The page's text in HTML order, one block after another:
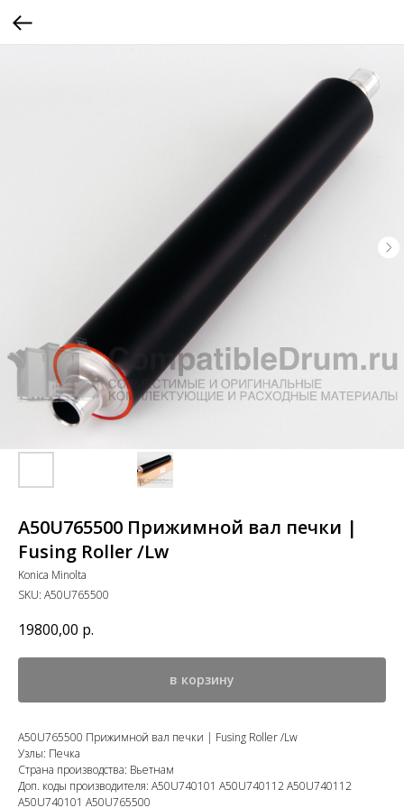
A50U765500 Прижимной вал печки |
Fusing Roller /Lw
Konica Minolta
SKU: A50U765500
19800,00 р.
в корзину
A50U765500 Прижимной вал печки | Fusing Roller /Lw
Узлы: Печка
Страна производства: Вьетнам
Доп. коды производителя: A50U740101 A50U740112 A50U740112
A50U740101 A50U765500